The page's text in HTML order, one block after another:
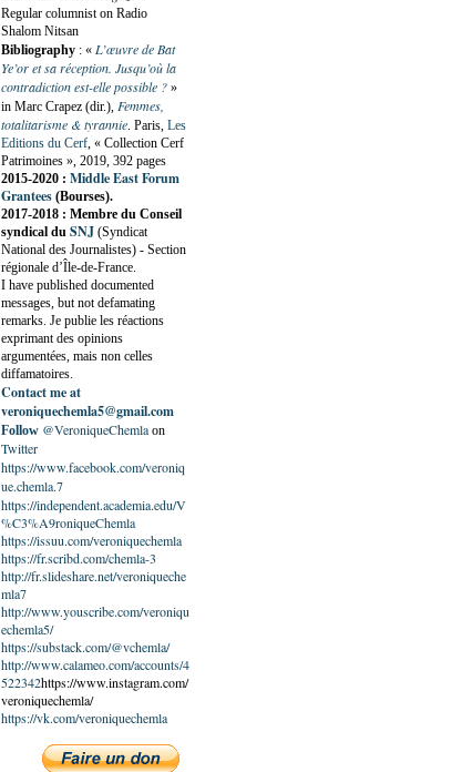
Regular columnist on Radio
Shalom Nitsan
Bibliography : « L’œuvre de Bat
Ye’or et sa réception. Jusqu’où la
contradiction est-elle possible ? »
in Marc Crapez (dir.), Femmes,
totalitarisme & tyrannie. Paris, Les
Editions du Cerf, « Collection Cerf
Patrimoines », 2019, 392 pages
2015-2020 : Middle East Forum
Grantees (Bourses).
2017-2018 : Membre du Conseil
syndical du SNJ (Syndicat
National des Journalistes) - Section
régionale d’Île-de-France.
I have published documented
messages, but not defamating
remarks. Je publie les réactions
exprimant des opinions
argumentées, mais non celles
diffamatoires.
Contact me at
veroniquechemla5@gmail.com
Follow @VeroniqueChemlaon
Twitter
https://www.facebook.com/veroniq
ue.chemla.7
https://independent.academia.edu/V
%C3%A9roniqueChemla
https://issuu.com/veroniquechemla
https://fr.scribd.com/chemla-3
http://fr.slideshare.net/veroniqueche
mla7
http://www.youscribe.com/veroniqu
echemla5/
https://substack.com/@vchemla/
http://www.calameo.com/accounts/4
522342https://www.instagram.com/
veroniquechemla/
https://vk.com/veroniquechemla